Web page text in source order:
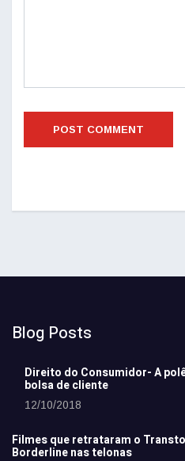
Blog Posts
Direito do Consumidor- A
bolsa de cliente
12/10/2018
Filmes que retrataram o
Borderline nas telonas